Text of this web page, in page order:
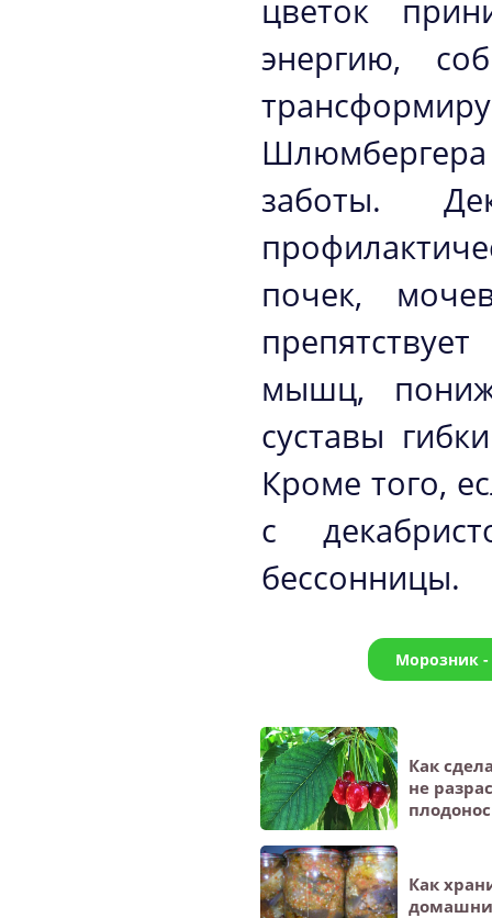
цветок
энергию,
заботы.
почек,
мышц,
суставы
Кроме того,
с
бессонницы.
Морозник -
Как
не
Как